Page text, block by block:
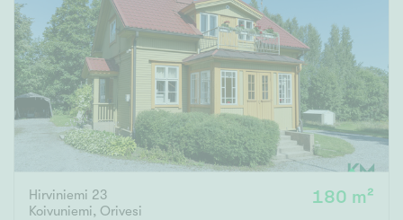
Hirviniemi 23
Koivuniemi, Orivesi
180 m²